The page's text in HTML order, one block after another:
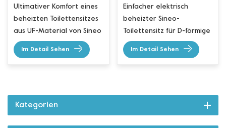
Ultimativer Komfort eines
beheizten Toilettensitzes
aus UF-Material von Sineo
Im Detail Sehen
Einfacher elektrisch
beheizter Sineo-
Toilettensitz für D-förmige
Toiletten
Im Detail Sehen
Kategorien